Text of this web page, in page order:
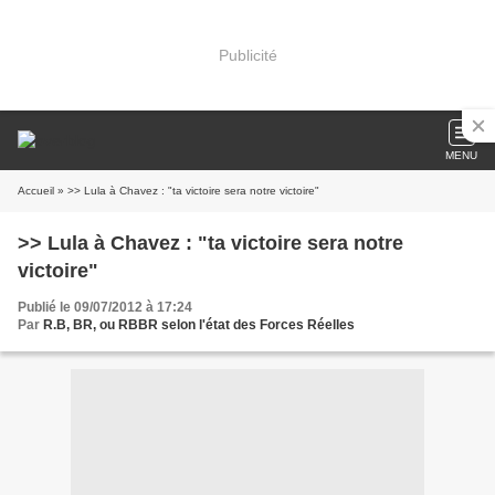
Publicité
MENU
Accueil » >> Lula à Chavez : "ta victoire sera notre victoire"
>> Lula à Chavez : "ta victoire sera notre
victoire"
Publié le 09/07/2012 à 17:24
Par R.B, BR, ou RBBR selon l'état des Forces Réelles